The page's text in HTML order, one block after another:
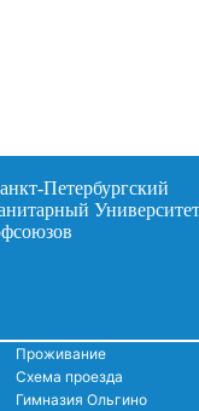
Проживание
Схема проезда
Гимназия Ольгино